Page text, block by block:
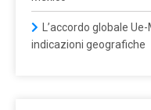
L’accordo globale
indicazioni geografiche